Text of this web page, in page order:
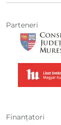
Parteneri
Finanţatori